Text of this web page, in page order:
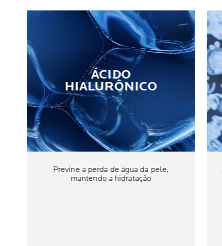
ÁCIDO
HIALURÔNICO
Previne a perda de água da pele,
mantendo a hidratação​